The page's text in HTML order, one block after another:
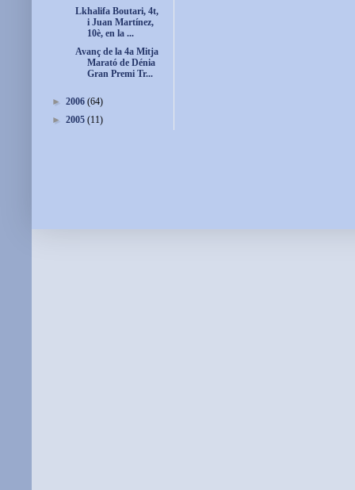
Lkhalifa Boutari, 4t,
i Juan Martínez,
10è, en la ...
Avanç de la 4a Mitja
Marató de Dénia
Gran Premi Tr...
► 2006 (64)
► 2005 (11)